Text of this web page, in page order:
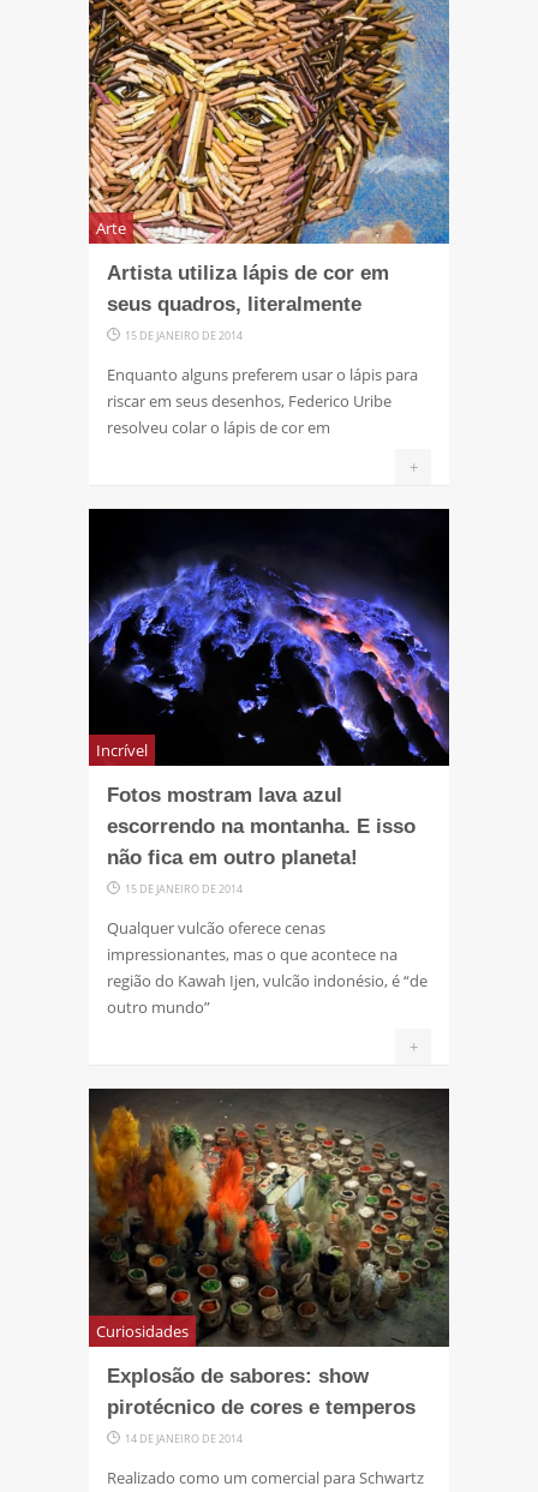
Arte
Artista utiliza lápis de cor em
seus quadros, literalmente
15 DE JANEIRO DE 2014
Enquanto alguns preferem usar o lápis para
riscar em seus desenhos, Federico Uribe
resolveu colar o lápis de cor em
+
Incrível
Fotos mostram lava azul
escorrendo na montanha. E isso
não fica em outro planeta!
15 DE JANEIRO DE 2014
Qualquer vulcão oferece cenas
impressionantes, mas o que acontece na
região do Kawah Ijen, vulcão indonésio, é “de
outro mundo”
+
Curiosidades
Explosão de sabores: show
pirotécnico de cores e temperos
14 DE JANEIRO DE 2014
Realizado como um comercial para Schwartz